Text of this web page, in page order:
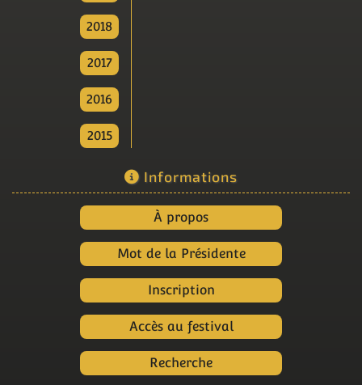
2018
2017
2016
2015
Informations
À propos
Mot de la Présidente
Inscription
Accès au festival
Recherche